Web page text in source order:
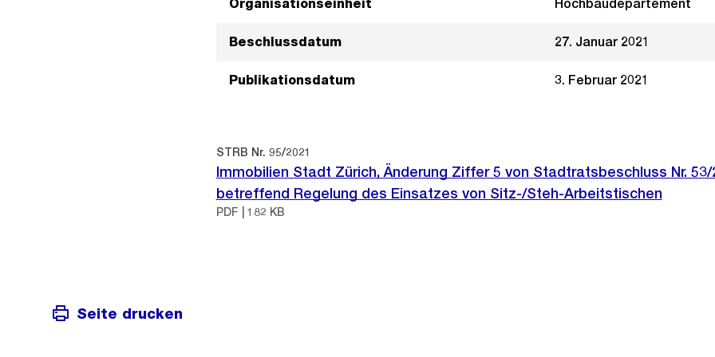
Organisationseinheit Hochbaudepartement
Beschlussdatum 27. Januar 2021
Publikationsdatum 3. Februar 2021
STRB Nr. 95/2021
Immobilien Stadt Zürich, Änderung Ziffer 5 von Stadtratsbeschluss Nr. 53/
betreffend Regelung des Einsatzes von Sitz-/Steh-Arbeitstischen
PDF | 182 KB
Seite drucken